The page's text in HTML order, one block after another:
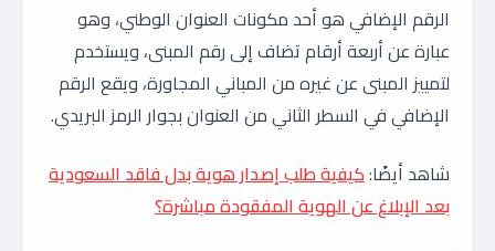
الرقم الإضافي هو أحد مكونات العنوان الوطني، وهو
عبارة عن أربعة أرقام تضاف إلى رقم المبنى، ويستخدم
لتمييز المبنى عن غيره من المباني المجاورة، ويقع الرقم
الإضافي في السطر الثاني من العنوان بجوار الرمز البريدي.
شاهد أيضًا:كيفية طلب إصدار هوية بدل فاقد السعودية
بعد الإبلاغ عن الهوية المفقودة مباشرة؟